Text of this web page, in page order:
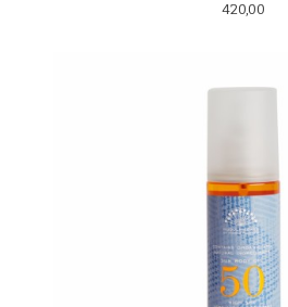
Pris
420,00